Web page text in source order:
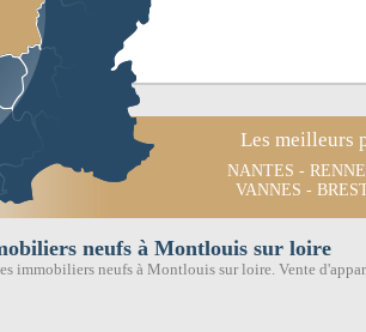
Les meilleurs
NANTES -
VANNES -
neufs à Montlouis sur loire
immobiliers neufs à Montlouis sur loire. Vente